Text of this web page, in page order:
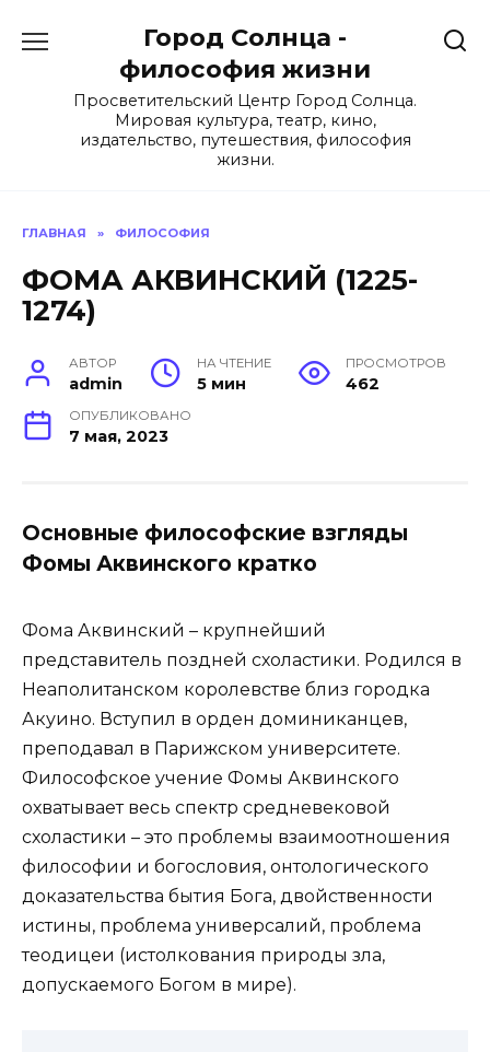
Город Солнца -
философия жизни
Просветительский Центр Город Солнца.
Мировая культура, театр, кино,
издательство, путешествия, философия
жизни.
ГЛАВНАЯ » ФИЛОСОФИЯ
ФОМА АКВИНСКИЙ (1225-
1274)
АВТОР
admin
НА ЧТЕНИЕ
5 мин
ПРОСМОТРОВ
462
ОПУБЛИКОВАНО
7 мая, 2023
Основные философские взгляды
Фомы Аквинского кратко
Фома Аквинский – крупнейший
представитель поздней схоластики. Родился в
Неаполитанском королевстве близ городка
Акуино. Вступил в орден доминиканцев,
преподавал в Парижском университете.
Философское учение Фомы Аквинского
охватывает весь спектр средневековой
схоластики – это проблемы взаимоотношения
философии и богословия, онтологического
доказательства бытия Бога, двойственности
истины, проблема универсалий, проблема
теодицеи (истолкования природы зла,
допускаемого Богом в мире).